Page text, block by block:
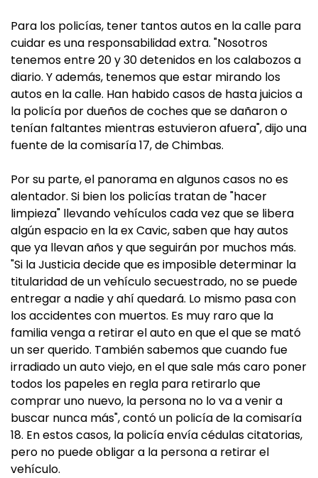
Para los policías, tener tantos autos en la calle para
cuidar es una responsabilidad extra. "Nosotros
tenemos entre 20 y 30 detenidos en los calabozos a
diario. Y además, tenemos que estar mirando los
autos en la calle. Han habido casos de hasta juicios a
la policía por dueños de coches que se dañaron o
tenían faltantes mientras estuvieron afuera", dijo una
fuente de la comisaría 17, de Chimbas.
Por su parte, el panorama en algunos casos no es
alentador. Si bien los policías tratan de "hacer
limpieza" llevando vehículos cada vez que se libera
algún espacio en la ex Cavic, saben que hay autos
que ya llevan años y que seguirán por muchos más.
"Si la Justicia decide que es imposible determinar la
titularidad de un vehículo secuestrado, no se puede
entregar a nadie y ahí quedará. Lo mismo pasa con
los accidentes con muertos. Es muy raro que la
familia venga a retirar el auto en que el que se mató
un ser querido. También sabemos que cuando fue
irradiado un auto viejo, en el que sale más caro poner
todos los papeles en regla para retirarlo que
comprar uno nuevo, la persona no lo va a venir a
buscar nunca más", contó un policía de la comisaría
18. En estos casos, la policía envía cédulas citatorias,
pero no puede obligar a la persona a retirar el
vehículo.